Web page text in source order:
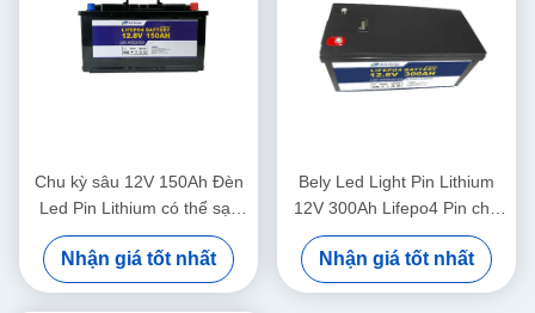
Chu kỳ sâu 12V 150Ah Đèn
Led Pin Lithium có thể sạc
lại cho đèn đường RV
Nhận giá tốt nhất
Bely Led Light Pin Lithium
12V 300Ah Lifepo4 Pin cho
bãi cỏ năng lượng mặt trời
Nhận giá tốt nhất